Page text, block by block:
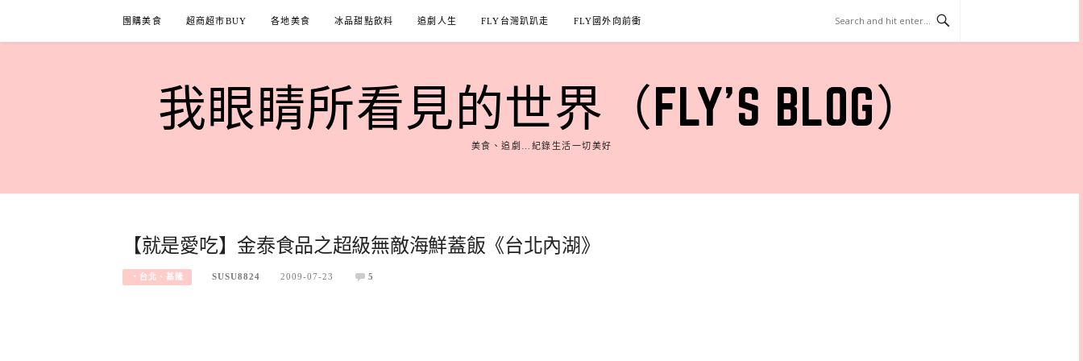
content
團購美食 超商超市BUY 各地美食 冰品甜點飲料 追劇人生 FLY台灣趴趴走 FLY國外向前衝
我眼睛所看見的世界（FLY'S BLOG）
美食、追劇…紀錄生活一切美好
【就是愛吃】金泰食品之超級無敵海鮮蓋飯《台北內湖》
‧台北、基隆 SUSU8824 2009-07-23 5